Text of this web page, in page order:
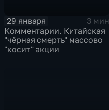
29 января
3 мин
Комментарии. Китайская
"чёрная смерть" массово
"косит" акции